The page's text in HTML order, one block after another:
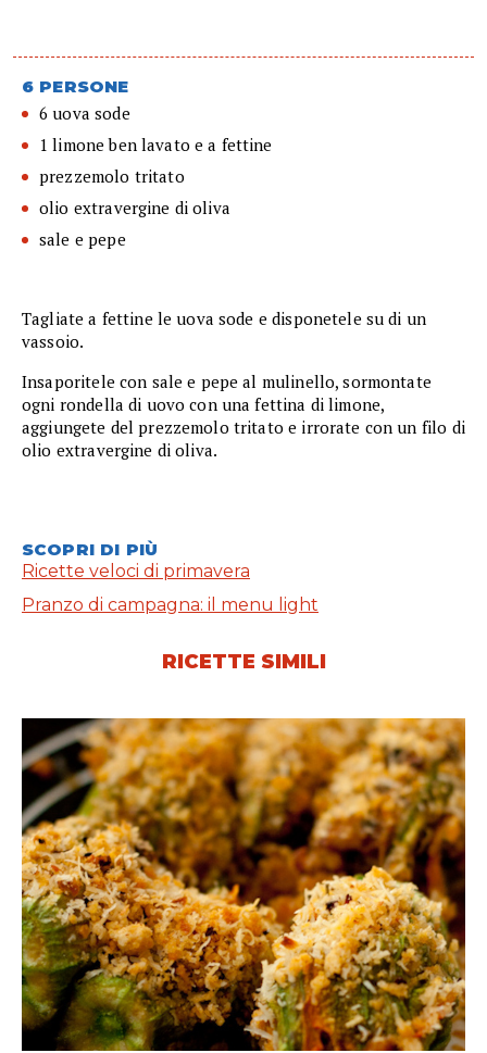
6 PERSONE
6 uova sode
1 limone ben lavato e a fettine
prezzemolo tritato
olio extravergine di oliva
sale e pepe
Tagliate a fettine le uova sode e disponetele su di un
vassoio.
Insaporitele con sale e pepe al mulinello, sormontate
ogni rondella di uovo con una fettina di limone,
aggiungete del prezzemolo tritato e irrorate con un filo di
olio extravergine di oliva.
SCOPRI DI PIÙ
Ricette veloci di primavera
Pranzo di campagna: il menu light
RICETTE SIMILI